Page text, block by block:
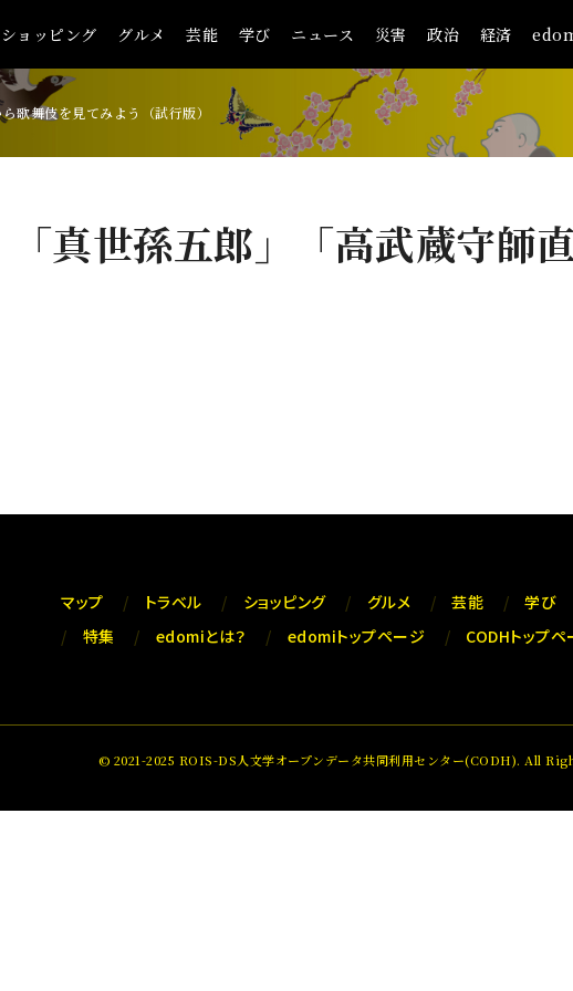
ショッピング グルメ 芸能 学び ニュース 災害 政治 経済
歌舞伎を見てみよう（試行版）
「真世孫五郎」「高武蔵守師
マップ トラベル ショッピング グルメ 芸能 学び
特集
edomiとは？ edomiトップページ CODHトップ
© 2021-2025 ROIS-DS人文学オープンデータ共同利用センター(CODH). All